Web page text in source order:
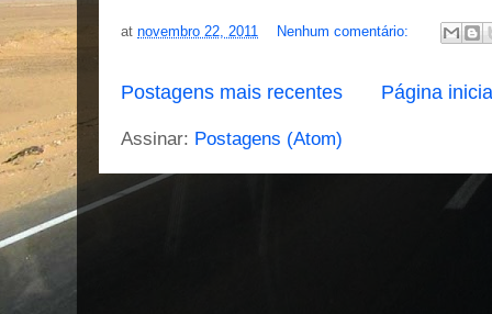
at novembro 22, 2011 Nenhum comentário:
Postagens mais recentes Página
Assinar: Postagens (Atom)